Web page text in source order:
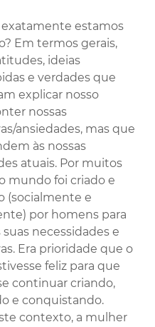
exatamente estamos
Em termos gerais,
ideias
e verdades que
explicar nosso
nossas
ansiedades, mas que
às nossas
atuais. Por muitos
mundo foi criado e
(socialmente e
por homens para
necessidades e
Era prioridade que o
feliz para que
continuar criando,
e conquistando.
contexto, a mulher